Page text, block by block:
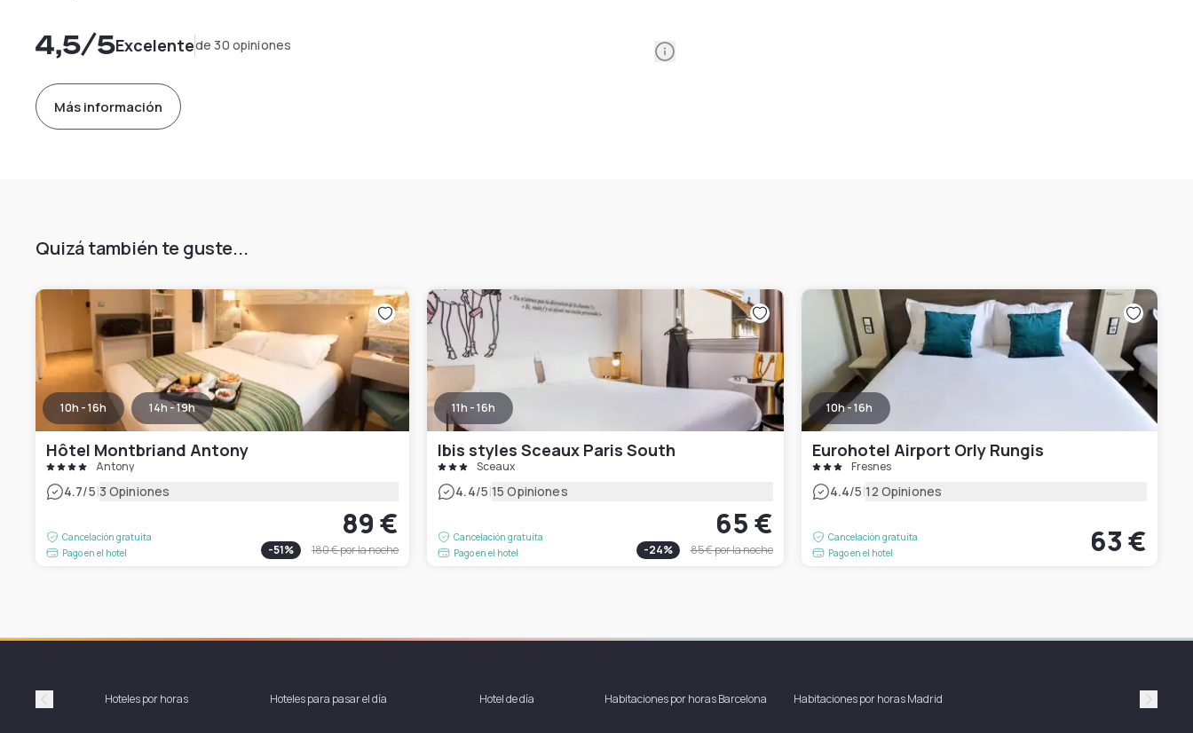
4,5/5Excelentede 30 opiniones Information
Más información
Quizá también te guste...
10h - 16h 14h - 19h
Hôtel Montbriand Antony
Antony
4.7/5|3 Opiniones
Cancelación gratuita
Pago en el hotel
89 €
-51% 180 €por la noche
11h - 16h
Ibis styles Sceaux Paris South
Sceaux
4.4/5|15 Opiniones
Cancelación gratuita
Pago en el hotel
65 €
-24% 85 €por la noche
10h - 16h
Eurohotel Airport Orly Rungis
Fresnes
4.4/5|12 Opiniones
Cancelación gratuita
Pago en el hotel
63 €
PrécédentHoteles por horas Hoteles para pasar el día Hotel de día Habitaciones por horas Barcelona Habitaciones por horas Madrid